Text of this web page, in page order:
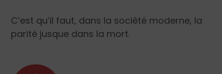
C’est qu’il faut, dans la société moderne, la
parité jusque dans la mort.